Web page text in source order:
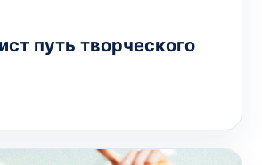
путь творческого